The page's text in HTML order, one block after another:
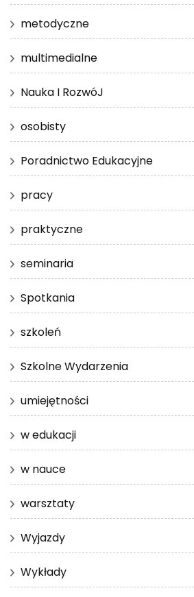
metodyczne
multimedialne
Nauka I RozwóJ
osobisty
Poradnictwo Edukacyjne
pracy
praktyczne
seminaria
Spotkania
szkoleń
Szkolne Wydarzenia
umiejętności
w edukacji
w nauce
warsztaty
Wyjazdy
Wykłady